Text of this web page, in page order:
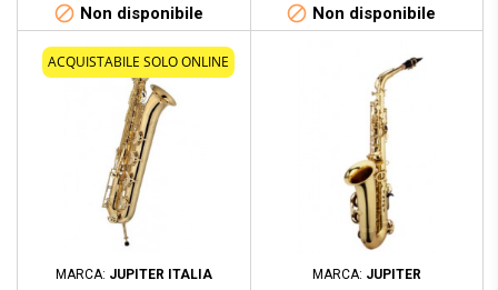
 Non disponibile  Non disponibile
ACQUISTABILE SOLO ONLINE
MARCA: JUPITER ITALIA MARCA: JUPITER